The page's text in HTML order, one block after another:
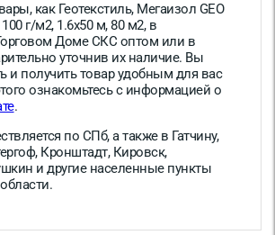
как Геотекстиль, Мегаизол GEO
г/м2, 1.6х50 м, 80 м2, в
Доме СКС оптом или в
уточнив их наличие. Вы
и получить товар удобным для вас
ознакомьтесь с информацией о
.
по СПб, а также в Гатчину,
Кронштадт, Кировск,
и другие населенные пункты